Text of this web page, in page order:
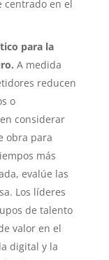
en el
para la
A medida
reducen
o
considerar
obra para
más
evalúe las
Los líderes
de talento
valor en el
digital y la